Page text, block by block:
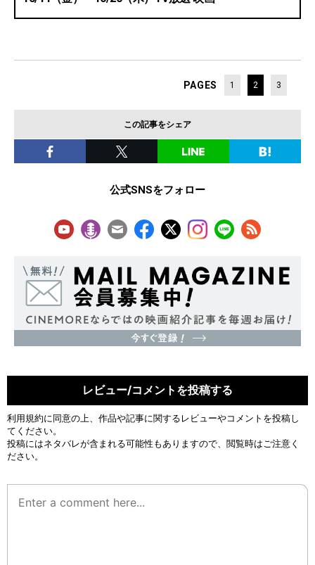
PAGES 1 2 3
この記事をシェア
公式SNSをフォロー
レビュー/コメントを投稿する
利用規約に同意の上、作品や記事に関するレビューやコメントを投稿し
てください。
投稿にはネタバレが含まれる可能性もありますので、閲覧時はご注意く
ださい。